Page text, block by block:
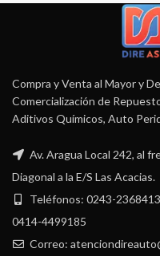
Compra y Venta al Mayor y
Comercialización de
Aditivos Químicos, Auto
Av. Aragua Local 242, al
Diagonal a la E/S Las Acacias.
Teléfonos: 0243-2368413
0414-4499185
Correo: